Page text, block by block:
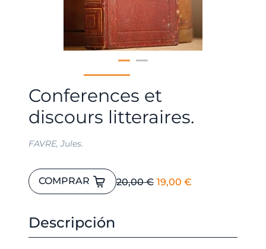
Conferences et
discours litteraires.
FAVRE, Jules.
20,00€ El
19,00 €
Conferences
et
litteraires.
COMPRAR
Descripción